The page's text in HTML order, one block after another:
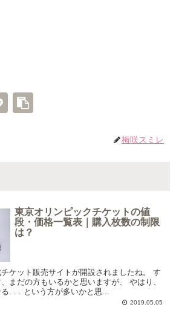
梅咲スミレ
東京オリンピックチケットの値
段・価格一覧表｜購入枚数の制限
は？
ケット販売サイトが開設されましたね。 す
まだの方もいるかと思いますが、 やはり、
. . . という方が多いかと思...
2019.05.05